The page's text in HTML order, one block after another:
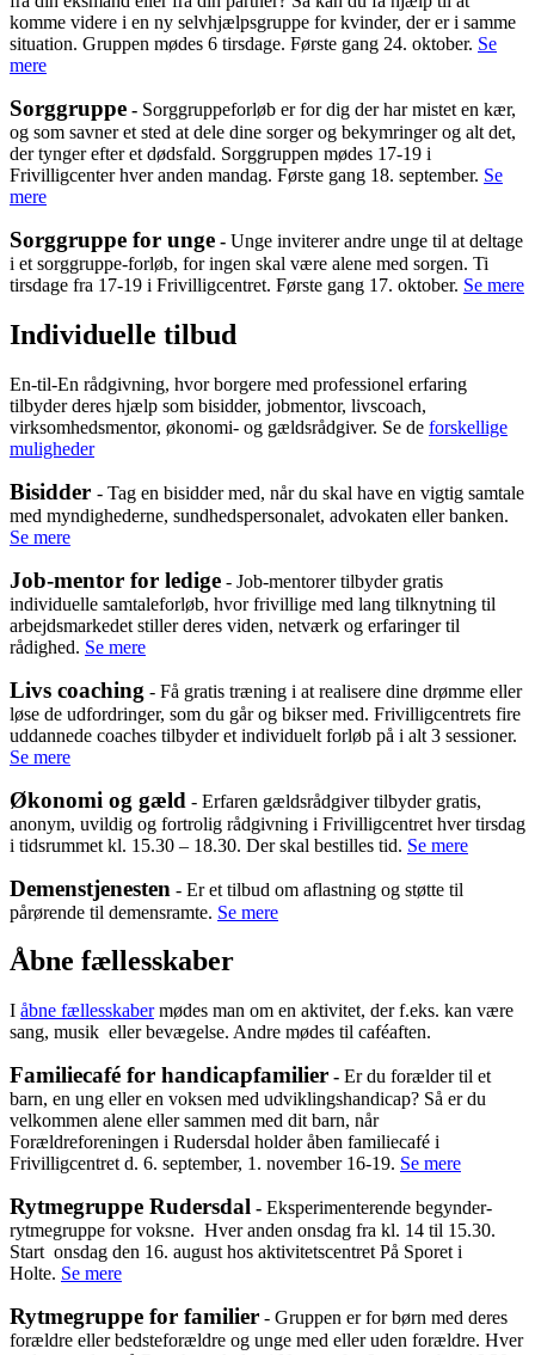
komme videre i en ny selvhjælpsgruppe for kvinder, der er i samme
situation. Gruppen mødes 6 tirsdage. Første gang 24. oktober. Se
mere
Sorggruppe - Sorggruppeforløb er for dig der har mistet en kær,
og som savner et sted at dele dine sorger og bekymringer og alt det,
der tynger efter et dødsfald. Sorggruppen mødes 17-19 i
Frivilligcenter hver anden mandag. Første gang 18. september. Se
mere
Sorggruppe for unge - Unge inviterer andre unge til at deltage
i et sorggruppe-forløb, for ingen skal være alene med sorgen. Ti
tirsdage fra 17-19 i Frivilligcentret. Første gang 17. oktober. Se mere
Individuelle tilbud
En-til-En rådgivning, hvor borgere med professionel erfaring
tilbyder deres hjælp som bisidder, jobmentor, livscoach,
virksomhedsmentor, økonomi- og gældsrådgiver. Se de forskellige
muligheder
Bisidder - Tag en bisidder med, når du skal have en vigtig samtale
med myndighederne, sundhedspersonalet, advokaten eller banken.
Se mere
Job-mentor for ledige - Job-mentorer tilbyder gratis
individuelle samtaleforløb, hvor frivillige med lang tilknytning til
arbejdsmarkedet stiller deres viden, netværk og erfaringer til
rådighed. Se mere
Livs coaching - Få gratis træning i at realisere dine drømme eller
løse de udfordringer, som du går og bikser med. Frivilligcentrets fire
uddannede coaches tilbyder et individuelt forløb på i alt 3 sessioner.
Se mere
Økonomi og gæld - Erfaren gældsrådgiver tilbyder gratis,
anonym, uvildig og fortrolig rådgivning i Frivilligcentret hver tirsdag
i tidsrummet kl. 15.30 – 18.30. Der skal bestilles tid. Se mere
Demenstjenesten - Er et tilbud om aflastning og støtte til
pårørende til demensramte. Se mere
Åbne fællesskaber
I åbne fællesskabermødes man om en aktivitet, der f.eks. kan være
sang, musik eller bevægelse. Andre mødes til caféaften.
Familiecafé for handicapfamilier - Er du forælder til et
barn, en ung eller en voksen med udviklingshandicap? Så er du
velkommen alene eller sammen med dit barn, når
Forældreforeningen i Rudersdal holder åben familiecafé i
Frivilligcentret d. 6. september, 1. november 16-19. Se mere
Rytmegruppe Rudersdal - Eksperimenterende begynder-
rytmegruppe for voksne. Hver anden onsdag fra kl. 14 til 15.30.
Start onsdag den 16. august hos aktivitetscentret På Sporet i
Holte. Se mere
Rytmegruppe for familier - Gruppen er for børn med deres
forældre eller bedsteforældre og unge med eller uden forældre. Hver